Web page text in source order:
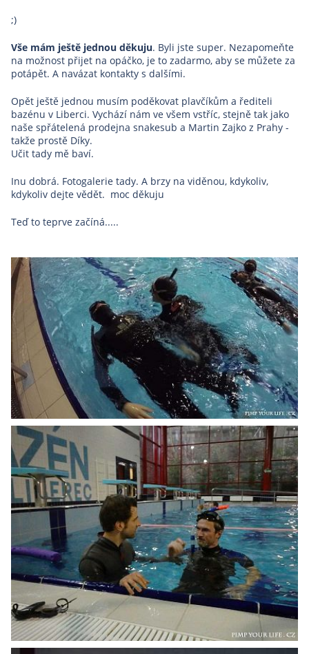
;)
Vše mám ještě jednou děkuju. Byli jste super. Nezapomeňte
na možnost přijet na opáčko, je to zadarmo, aby se můžete za
potápět. A navázat kontakty s dalšími.
Opět ještě jednou musím poděkovat plavčíkům a řediteli
bazénu v Liberci. Vychází nám ve všem vstříc, stejně tak jako
naše spřátelená prodejna snakesub a Martin Zajko z Prahy -
takže prostě Díky.
Učit tady mě baví.
Inu dobrá. Fotogalerie tady. A brzy na viděnou, kdykoliv,
kdykoliv dejte vědět. moc děkuju
Teď to teprve začíná.....